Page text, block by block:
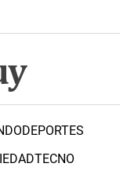
DEPORTES
TECNO